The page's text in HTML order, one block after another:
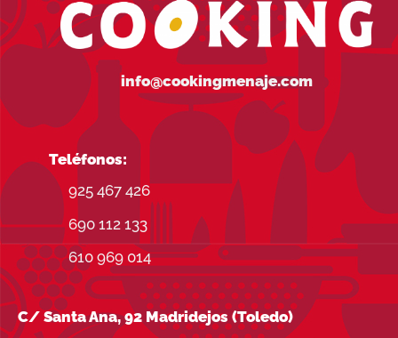
info@cookingmenaje.com
Teléfonos:
925 467 426
690 112 133
610 969 014
C/ Santa Ana, 92 Madridejos (Toledo)